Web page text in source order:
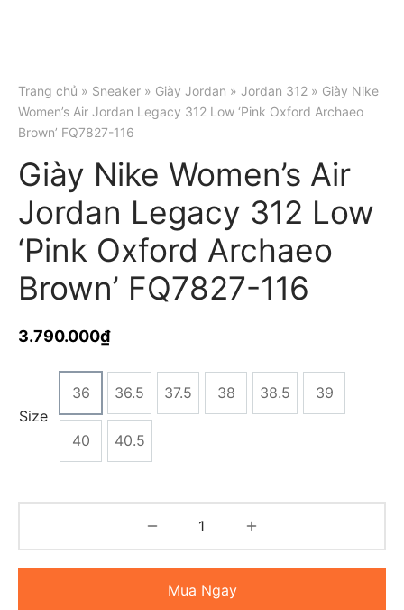
Trang chủ » Sneaker » Giày Jordan » Jordan 312 » Giày Nike
Women’s Air Jordan Legacy 312 Low ‘Pink Oxford Archaeo
Brown’ FQ7827-116
Giày Nike Women’s Air
Jordan Legacy 312 Low
‘Pink Oxford Archaeo
Brown’ FQ7827-116
3.790.000₫
Size
36 36.5 37.5 38 38.5 39
40 40.5
Mua Ngay